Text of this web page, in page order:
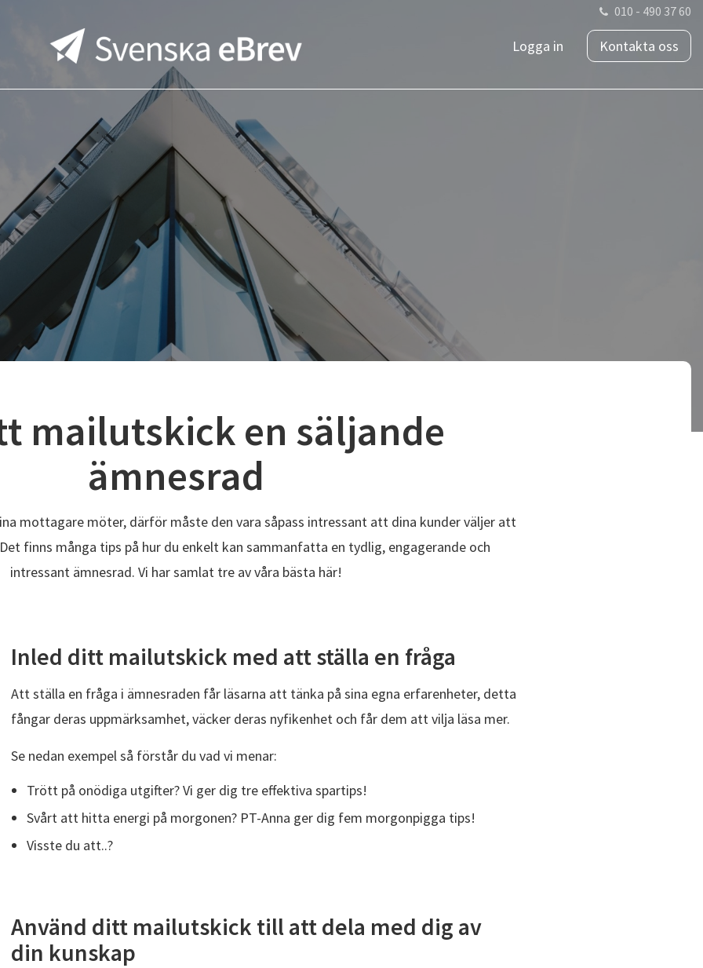
010 - 490 37 60
Logga in Kontakta oss
mailutskick en säljande
ämnesrad
mottagare möter, därför måste den vara såpass intressant att dina kunder väljer att
finns många tips på hur du enkelt kan sammanfatta en tydlig, engagerande och
intressant ämnesrad. Vi har samlat tre av våra bästa här!
Inled ditt mailutskick med att ställa en fråga
Att ställa en fråga i ämnesraden får läsarna att tänka på sina egna erfarenheter, detta
fångar deras uppmärksamhet, väcker deras nyfikenhet och får dem att vilja läsa mer.
Se nedan exempel så förstår du vad vi menar:
Trött på onödiga utgifter? Vi ger dig tre effektiva spartips!
Svårt att hitta energi på morgonen? PT-Anna ger dig fem morgonpigga tips!
Visste du att..?
Använd ditt mailutskick till att dela med dig av
din kunskap